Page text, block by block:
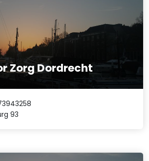
Zorg Dordrecht
93